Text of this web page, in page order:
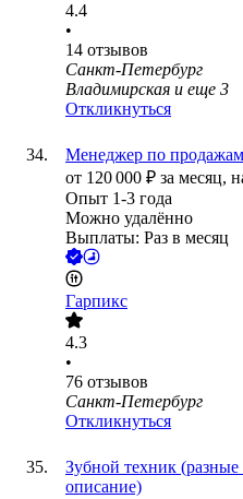
4.4
•
14 отзывов
Санкт-Петербург
Владимирская и еще 3
Откликнуться
Менеджер по продажам
от 120 000 ₽ за месяц,
Опыт 1-3 года
Можно удалённо
Выплаты: Раз в месяц
Гарпикс
4.3
•
76 отзывов
Санкт-Петербург
Откликнуться
Зубной техник
описание)